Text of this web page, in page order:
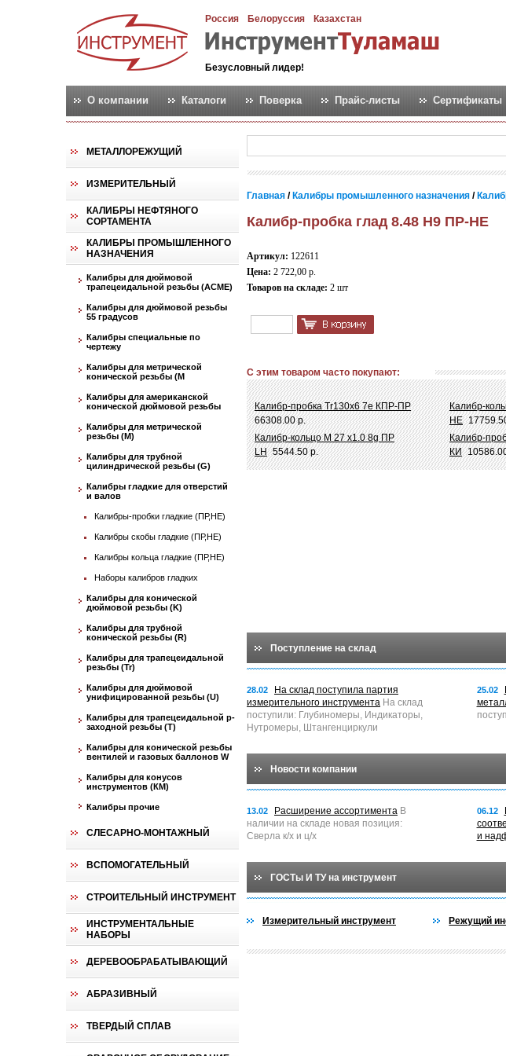
Россия Белоруссия Казахстан
Безусловный лидер!
О компании Каталоги Поверка Прайс-листы Сертификаты
МЕТАЛЛОРЕЖУЩИЙ
ИЗМЕРИТЕЛЬНЫЙ
КАЛИБРЫ НЕФТЯНОГО
СОРТАМЕНТА
КАЛИБРЫ ПРОМЫШЛЕННОГО
НАЗНАЧЕНИЯ
Калибры для дюймовой
трапецеидальной резьбы (АСМЕ)
Калибры для дюймовой резьбы
55 градусов
Калибры специальные по
чертежу
Калибры для метрической
конической резьбы (М
Калибры для американской
конической дюймовой резьбы
Калибры для метрической
резьбы (М)
Калибры для трубной
цилиндрической резьбы (G)
Калибры гладкие для отверстий
и валов
Калибры-пробки гладкие (ПР,НЕ)
Калибры скобы гладкие (ПР,НЕ)
Калибры кольца гладкие (ПР,НЕ)
Наборы калибров гладких
Калибры для конической
дюймовой резьбы (K)
Калибры для трубной
конической резьбы (R)
Калибры для трапецеидальной
резьбы (Tr)
Калибры для дюймовой
унифицированной резьбы (U)
Калибры для трапецеидальной p-
заходной резьбы (T)
Калибры для конической резьбы
вентилей и газовых баллонов W
Калибры для конусов
инструментов (КМ)
Калибры прочие
СЛЕСАРНО-МОНТАЖНЫЙ
ВСПОМОГАТЕЛЬНЫЙ
СТРОИТЕЛЬНЫЙ ИНСТРУМЕНТ
ИНСТРУМЕНТАЛЬНЫЕ
НАБОРЫ
ДЕРЕВООБРАБАТЫВАЮЩИЙ
АБРАЗИВНЫЙ
ТВЕРДЫЙ СПЛАВ
Главная / Калибры промышленного назначения /
Калибр-пробка глад 8.48 Н9 ПР-НЕ
Артикул: 122611
Цена: 2 722,00 р.
Товаров на складе: 2 шт
С этим товаром часто покупают:
Калибр-пробка Tr130х6 7e КПР-ПР
66308.00 р.
Калибр-
НЕ
Калибр-кольцо М 27 х1.0 8g ПР
LH 5544.50 р.
Калибр-
КИ
Поступление на склад
28.02
На склад поступила партия
измерительного инструмента На склад
поступили: Глубиномеры, Индикаторы,
Нутромеры, Штангенциркули
25.02
Новости компании
13.02 Расширение ассортимента В
наличии на складе новая позиция:
Сверла к/х и ц/х
06.12
и
ГОСТы И ТУ на инструмент
Измерительный инструмент Режущий